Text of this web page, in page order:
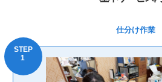
仕分け作業